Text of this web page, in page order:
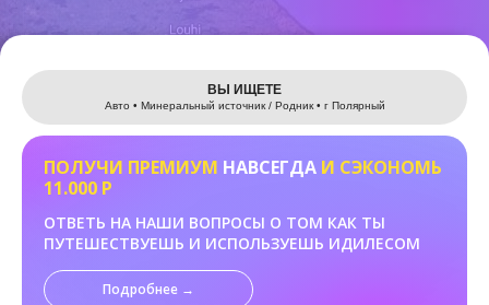
Leaflet
ВЫ ИЩЕТЕ
Авто • Минеральный источник / Родник • г Полярный
ПОЛУЧИ ПРЕМИУМ НАВСЕГДА И СЭКОНОМЬ
11.000 Р
ОТВЕТЬ НА НАШИ ВОПРОСЫ О ТОМ КАК ТЫ
ПУТЕШЕСТВУЕШЬ И ИСПОЛЬЗУЕШЬ ИДИЛЕСОМ
Подробнее →